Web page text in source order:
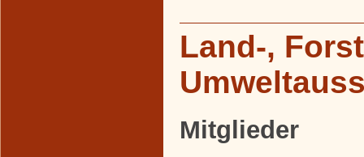
Land-,
Mitglieder